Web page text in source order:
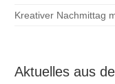
Kreativer Nachmittag
Aktuelles aus